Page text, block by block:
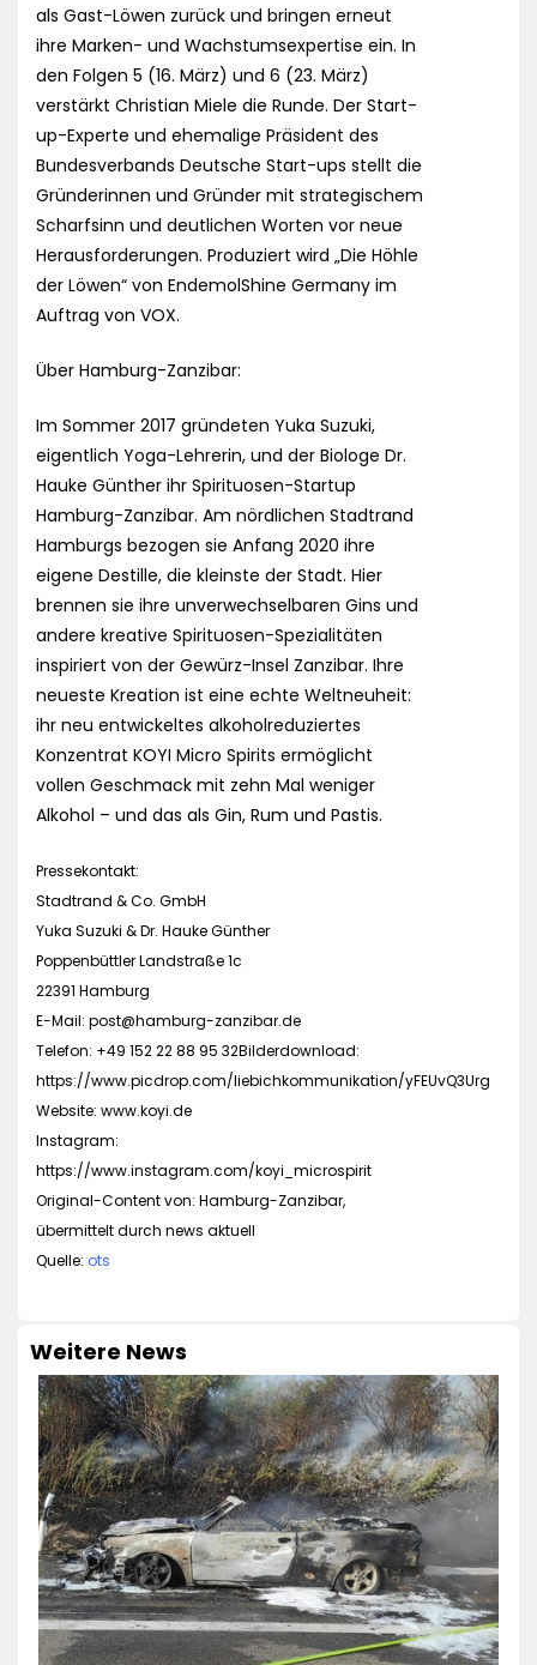
als Gast-Löwen zurück und bringen erneut
ihre Marken- und Wachstumsexpertise ein. In
den Folgen 5 (16. März) und 6 (23. März)
verstärkt Christian Miele die Runde. Der Start-
up-Experte und ehemalige Präsident des
Bundesverbands Deutsche Start-ups stellt die
Gründerinnen und Gründer mit strategischem
Scharfsinn und deutlichen Worten vor neue
Herausforderungen. Produziert wird „Die Höhle
der Löwen“ von EndemolShine Germany im
Auftrag von VOX.
Über Hamburg-Zanzibar:
Im Sommer 2017 gründeten Yuka Suzuki,
eigentlich Yoga-Lehrerin, und der Biologe Dr.
Hauke Günther ihr Spirituosen-Startup
Hamburg-Zanzibar. Am nördlichen Stadtrand
Hamburgs bezogen sie Anfang 2020 ihre
eigene Destille, die kleinste der Stadt. Hier
brennen sie ihre unverwechselbaren Gins und
andere kreative Spirituosen-Spezialitäten
inspiriert von der Gewürz-Insel Zanzibar. Ihre
neueste Kreation ist eine echte Weltneuheit:
ihr neu entwickeltes alkoholreduziertes
Konzentrat KOYI Micro Spirits ermöglicht
vollen Geschmack mit zehn Mal weniger
Alkohol – und das als Gin, Rum und Pastis.
Pressekontakt:
Stadtrand & Co. GmbH
Yuka Suzuki & Dr. Hauke Günther
Poppenbüttler Landstraße 1c
22391 Hamburg
E-Mail: post@hamburg-zanzibar.de
Telefon: +49 152 22 88 95 32Bilderdownload:
https://www.picdrop.com/liebichkommunikation/yFEUvQ3Urg
Website: www.koyi.de
Instagram:
https://www.instagram.com/koyi_microspirit
Original-Content von: Hamburg-Zanzibar,
übermittelt durch news aktuell
Quelle: ots
Weitere News